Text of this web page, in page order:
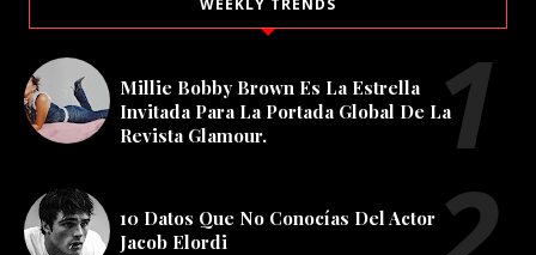
Millie Bobby Brown Es La Estrella
Invitada Para La Portada Global De La
Revista Glamour.
10 Datos Que No Conocías Del Actor
Jacob Elordi